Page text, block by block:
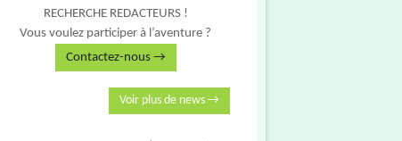
RECHERCHE REDACTEURS !
Vous voulez participer à l’aventure ?
Contactez-nous →
Voir plus de news →